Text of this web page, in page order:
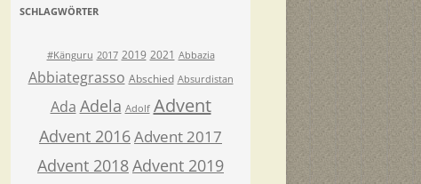
SCHLAGWÖRTER
#Känguru 2017 2019 2021 Abbazia
Abbiategrasso Abschied Absurdistan
Ada Adela Adolf Advent
Advent 2016Advent 2017
Advent 2018Advent 2019